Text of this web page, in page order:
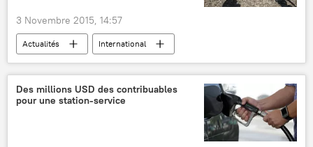
3 Novembre 2015, 14:57
Actualités
International
Crash d'un Airbus A321 en Egypte (2015)
Russie
États-Unis
Egypte
Maria Zakharova
Kogalymavia (Metrojet)
aide
Des millions USD des contribuables
pour une station-service